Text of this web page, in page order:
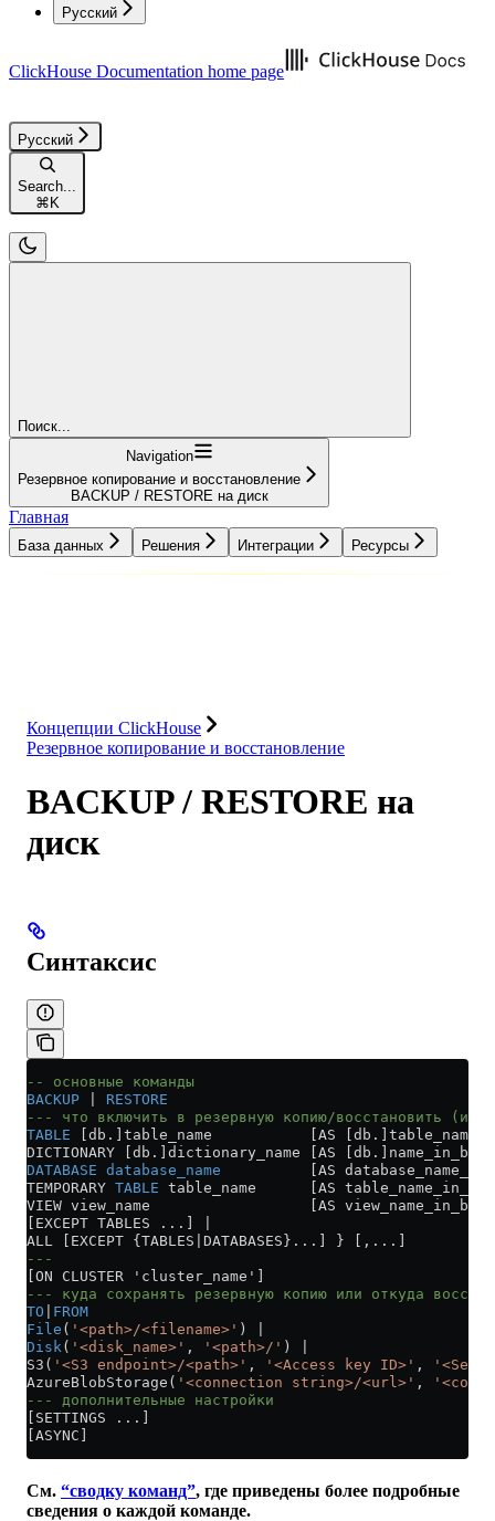
Русский
ClickHouse Documentation home page
Русский
Search...
⌘ K
Поиск...
Navigation
Резервное копирование и восстановление
BACKUP / RESTORE на диск
Главная
База данных Решения Интеграции Ресурсы
Концепции ClickHouse
Резервное копирование и восстановление
BACKUP / RESTORE на
диск
Синтаксис
-- основные команды
BACKUP
RESTORE
--- что включить в резервную копию/восстановить (или
TABLE [db.]table_name           [AS
DICTIONARY [db.]dictionary_name [AS
DATABASE database_name
[AS
TEMPORARY TABLE table_name      [AS
VIEW view_name                  [AS
[EXCEPT TABLES ...] |
ALL [EXCEPT {TABLES|DATABASES}...] } [,...]
---
[ON CLUSTER 'cluster_name']
--- куда сохранять резервную копию или откуда
TO
FROM
File ( '<path>/<filename>' ) |
Disk ( '<disk_name>' , '<path>/' ) |
S3( '<S3 endpoint>/<path>' , '<Access key ID>' ,
AzureBlobStorage( '<connection string>/<url>' ,
--- дополнительные настройки
[SETTINGS ...]
[ASYNC]
См. “сводку команд”, где приведены более подробные
сведения о каждой команде.